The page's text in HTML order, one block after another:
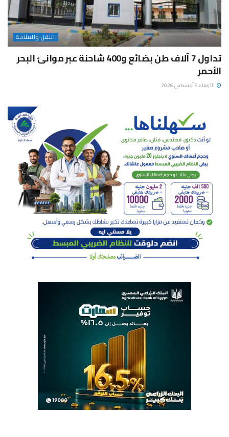
النقل والملاحة
تداول 7 آلاف طن بضائع و400 شاحنة عبر موانئ البحر
الأحمر
الأربعاء 5 أغسطس 2026